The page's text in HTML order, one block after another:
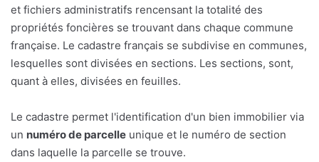
et fichiers administratifs rencensant la totalité des
propriétés foncières se trouvant dans chaque commune
française. Le cadastre français se subdivise en communes,
lesquelles sont divisées en sections. Les sections, sont,
quant à elles, divisées en feuilles.
Le cadastre permet l'identification d'un bien immobilier via
un numéro de parcelle unique et le numéro de section
dans laquelle la parcelle se trouve.